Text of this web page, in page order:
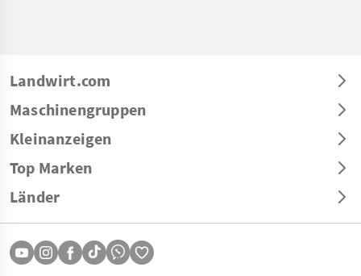
Landwirt.com
Maschinengruppen
Kleinanzeigen
Top Marken
Länder